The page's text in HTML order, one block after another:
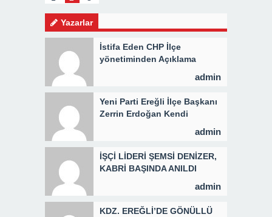
Yazarlar
İstifa Eden CHP İlçe
yönetiminden Açıklama
admin
Yeni Parti Ereğli İlçe Başkanı
Zerrin Erdoğan Kendi
admin
İŞÇİ LİDERİ ŞEMSİ DENİZER,
KABRİ BAŞINDA ANILDI
admin
KDZ. EREĞLİ’DE GÖNÜLLÜ